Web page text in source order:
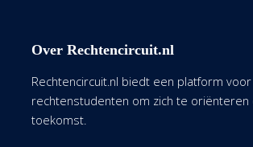
Over Rechtencircuit.nl
Rechtencircuit.nl biedt een platform voor
rechtenstudenten om zich te oriënteren
toekomst.